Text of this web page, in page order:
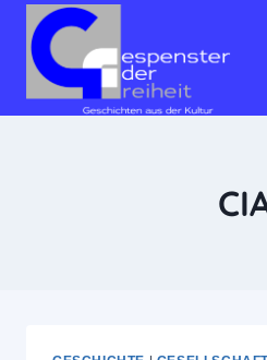
Inhalt
springen